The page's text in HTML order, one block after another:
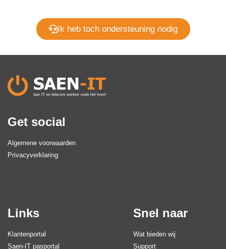
Ik heb toch ondersteuning nodig
Get social
Algemene voorwaarden
Privacyverklaring
Links
Klantenportal
Saen-IT pasportal
Snel naar
Wat bieden wij
Support